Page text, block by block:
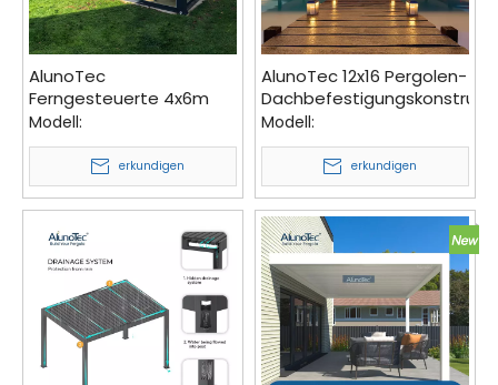
AlunoTec
Ferngesteuerte 4x6m
freistehende
Sonnenschutz-
Gewächshaus-Villa-
Pergola zu verkaufen
Modell:
erkundigen
AlunoTec 12x16 Pergolen-
Designlösungen,
kostengünstige
Balkonabdeckung
Modell:
erkundigen